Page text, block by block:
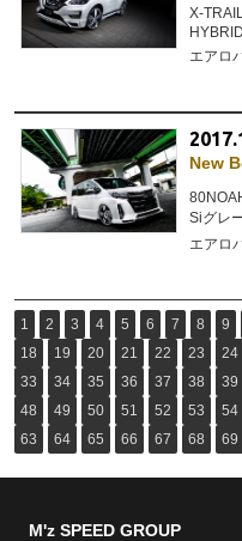
X-
エアロ
New
Siグレ
エアロ
1 2 3 4 5 6 7 8 9
18
19 20 21 22 23 24
33
34 35 36 37 38 39
48
49 50 51 52 53 54
63
64 65 66 67 68 69
M'z SPEED GROUP